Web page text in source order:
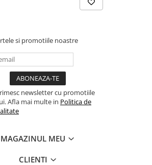
si promotiile noastre
newsletter cu promotiile
Afla mai multe in Politica de
MAGAZINUL MEU
CLIENTI